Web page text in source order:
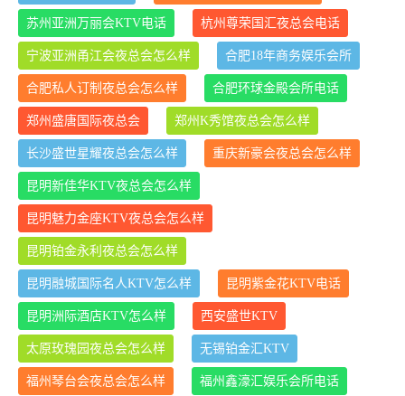
苏州亚洲万丽会KTV电话 杭州尊荣国汇夜总会电话
宁波亚洲甬江会夜总会怎么样 合肥18年商务娱乐会所
合肥私人订制夜总会怎么样 合肥环球金殿会所电话
郑州盛唐国际夜总会 郑州K秀馆夜总会怎么样
长沙盛世星耀夜总会怎么样 重庆新豪会夜总会怎么样
昆明新佳华KTV夜总会怎么样
昆明魅力金座KTV夜总会怎么样
昆明铂金永利夜总会怎么样
昆明融城国际名人KTV怎么样 昆明紫金花KTV电话
昆明洲际酒店KTV怎么样 西安盛世KTV
太原玫瑰园夜总会怎么样 无锡铂金汇KTV
福州琴台会夜总会怎么样 福州鑫濠汇娱乐会所电话